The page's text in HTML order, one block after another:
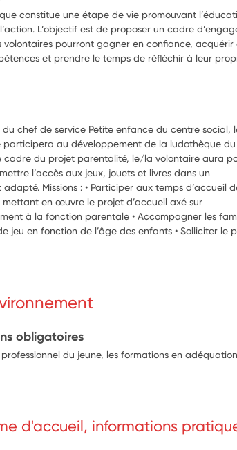
constitue une étape de vie promouvant
L’objectif est de proposer un cadre
volontaires pourront gagner en confiance, acquérir
et prendre le temps de réfléchir à leur
du chef de service Petite enfance du centre social,
participera au développement de la ludothèque
cadre du projet parentalité, le/la volontaire aura
l’accès aux jeux, jouets et livres dans un
Missions : • Participer aux temps d’accueil
mettant en œuvre le projet d’accueil axé sur
à la fonction parentale • Accompagner les
jeu en fonction de l’âge des enfants • Solliciter le
enfants-parents autour du jeu • Soutenir les
en utilisant le jeu Cette mission confiée au
obligatoires
du jeune, les formations en
d'accueil, informations